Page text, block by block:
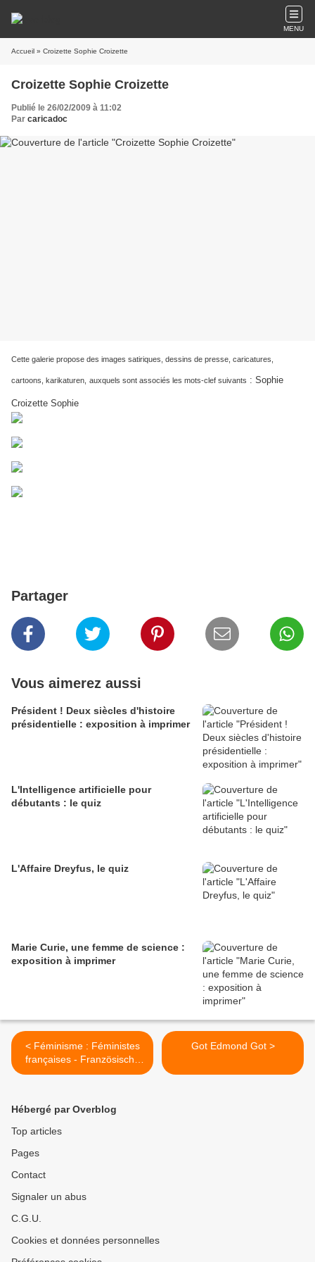
MENU
Accueil » Croizette Sophie Croizette
Croizette Sophie Croizette
Publié le 26/02/2009 à 11:02
Par caricadoc
Cette galerie propose des images satiriques, dessins de presse, caricatures,
cartoons, karikaturen, auxquels sont associés les mots-clef suivants : Sophie
Croizette Sophie
Partager
Vous aimerez aussi
Président ! Deux siècles d'histoire
présidentielle : exposition à imprimer
L'Intelligence artificielle pour
débutants : le quiz
L'Affaire Dreyfus, le quiz
Marie Curie, une femme de science :
exposition à imprimer
< Féminisme : Féministes
françaises - Französische
Feministen - French
Got Edmond Got >
Hébergé par Overblog
Top articles
Pages
Contact
Signaler un abus
C.G.U.
Cookies et données personnelles